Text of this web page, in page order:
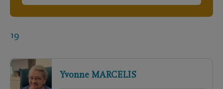
19
Yvonne MARCELIS